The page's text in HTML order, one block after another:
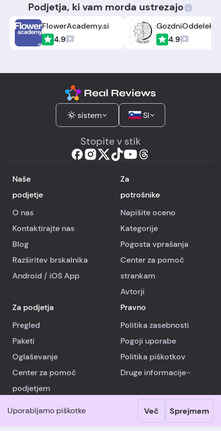
Uporabljamo piškotke Več Sprejmem
Podjetja, ki vam morda ustrezajo
FlowerAcademy.si
4.9
GozdniOddelek.si
4.9
sistem SI
Stopite v stik
Naše
podjetje
O nas
Kontaktirajte nas
Blog
Razširitev brskalnika
Android / iOSApp
Za
potrošnike
Napišite oceno
Kategorije
Pogosta vprašanja
Center za pomoč
strankam
Avtorji
Za podjetja
Pregled
Paketi
Oglaševanje
Center za pomoč
podjetjem
Pravno
Politika zasebnosti
Pogoji uporabe
Politika piškotkov
Druge informacije
Vse pravice pridržane.